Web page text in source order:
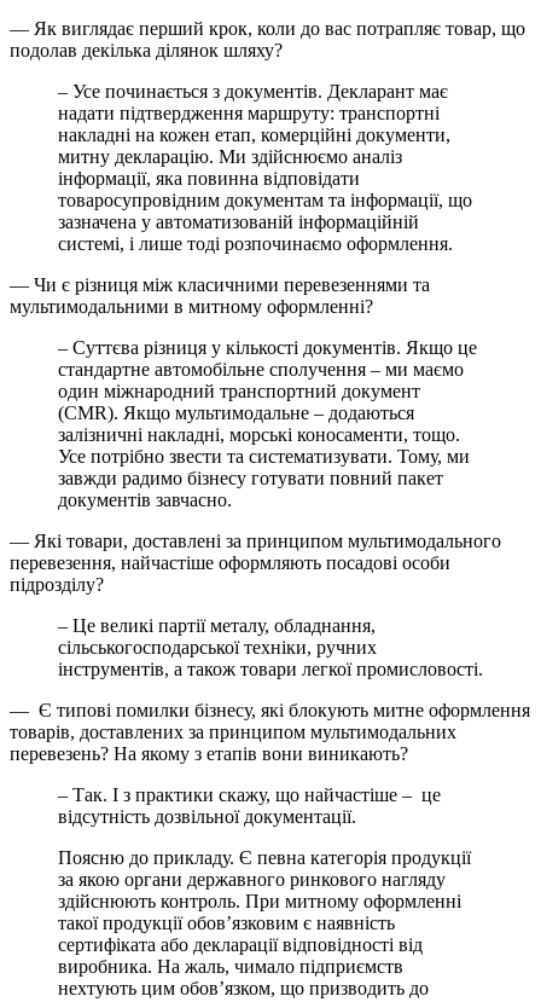
— Як виглядає перший крок, коли до вас потрапляє товар, що
подолав декілька ділянок шляху?
– Усе починається з документів. Декларант має
надати підтвердження маршруту: транспортні
накладні на кожен етап, комерційні документи,
митну декларацію. Ми здійснюємо аналіз
інформації, яка повинна відповідати
товаросупровідним документам та інформації, що
зазначена у автоматизованій інформаційній
системі, і лише тоді розпочинаємо оформлення.
— Чи є різниця між класичними перевезеннями та
мультимодальними в митному оформленні?
– Суттєва різниця у кількості документів. Якщо це
стандартне автомобільне сполучення – ми маємо
один міжнародний транспортний документ
(CMR). Якщо мультимодальне – додаються
залізничні накладні, морські коносаменти, тощо.
Усе потрібно звести та систематизувати. Тому, ми
завжди радимо бізнесу готувати повний пакет
документів завчасно.
— Які товари, доставлені за принципом мультимодального
перевезення, найчастіше оформляють посадові особи
підрозділу?
– Це великі партії металу, обладнання,
сільськогосподарської техніки, ручних
інструментів, а також товари легкої промисловості.
— Є типові помилки бізнесу, які блокують митне оформлення
товарів, доставлених за принципом мультимодальних
перевезень? На якому з етапів вони виникають?
– Так. І з практики скажу, що найчастіше – це
відсутність дозвільної документації.
Поясню до прикладу. Є певна категорія продукції
за якою органи державного ринкового нагляду
здійснюють контроль. При митному оформленні
такої продукції обов’язковим є наявність
сертифіката або декларації відповідності від
виробника. На жаль, чимало підприємств
нехтують цим обов’язком, що призводить до